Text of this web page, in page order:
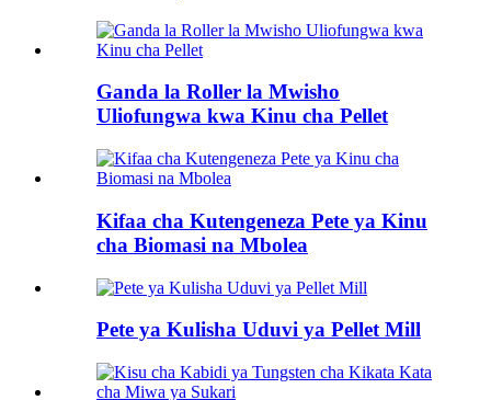
Ganda la Roller la Mwisho
Uliofungwa kwa Kinu cha Pellet
Kifaa cha Kutengeneza Pete ya Kinu
cha Biomasi na Mbolea
Pete ya Kulisha Uduvi ya Pellet Mill